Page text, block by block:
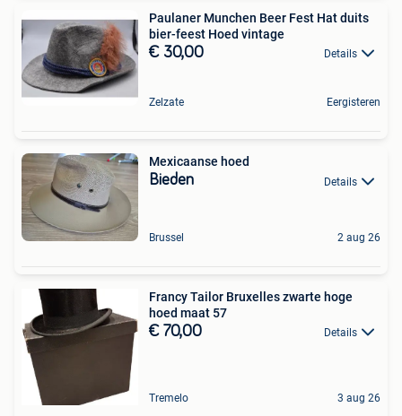
Paulaner Munchen Beer Fest Hat duits
bier-feest Hoed vintage
€ 30,00 Details
Zelzate Eergisteren
Mexicaanse hoed
Bieden Details
Brussel 2 aug 26
Francy Tailor Bruxelles zwarte hoge
hoed maat 57
€ 70,00 Details
Tremelo 3 aug 26